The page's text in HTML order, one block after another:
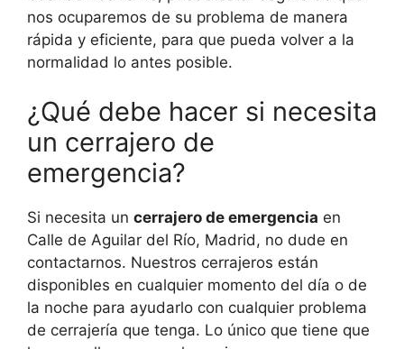
nos ocuparemos de su problema de manera
rápida y eficiente, para que pueda volver a la
normalidad lo antes posible.
¿Qué debe hacer si necesita
un cerrajero de
emergencia?
Si necesita un cerrajero de emergencia en
Calle de Aguilar del Río, Madrid, no dude en
contactarnos. Nuestros cerrajeros están
disponibles en cualquier momento del día o de
la noche para ayudarlo con cualquier problema
de cerrajería que tenga. Lo único que tiene que